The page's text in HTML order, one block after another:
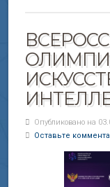
Опубликовано на
Оставьте